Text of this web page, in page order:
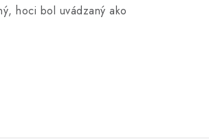
hoci bol uvádzaný ako